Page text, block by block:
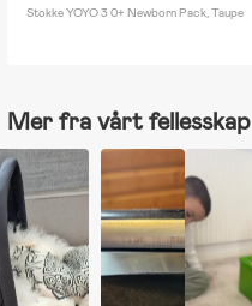
Stokke YOYO 3 0+ Newborn Pack, Taupe
Mer fra vårt fellesskap